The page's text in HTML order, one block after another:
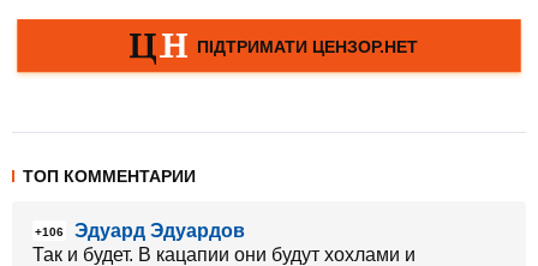
ТОП КОММЕНТАРИИ
+106
Эдуард Эдуардов
Так и будет. В кацапии они будут хохлами и